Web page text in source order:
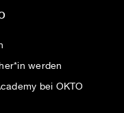
werden
bei OKTO